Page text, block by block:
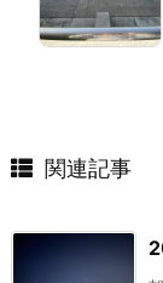
関連記事